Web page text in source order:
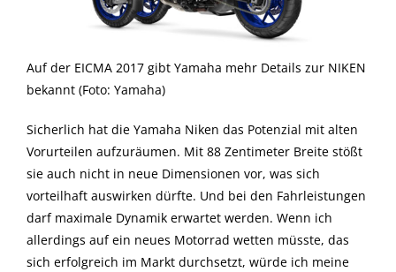
Auf der EICMA 2017 gibt Yamaha mehr Details zur NIKEN
bekannt (Foto: Yamaha)
Sicherlich hat die Yamaha Niken das Potenzial mit alten
Vorurteilen aufzuräumen. Mit 88 Zentimeter Breite stößt
sie auch nicht in neue Dimensionen vor, was sich
vorteilhaft auswirken dürfte. Und bei den Fahrleistungen
darf maximale Dynamik erwartet werden. Wenn ich
allerdings auf ein neues Motorrad wetten müsste, das
sich erfolgreich im Markt durchsetzt, würde ich meine